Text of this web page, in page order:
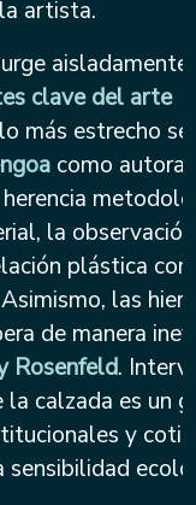
artista.
clave del arte
más estrecho
como
la
plástica
las
de manera
Rosenfeld.
calzada es un
y
sensibilidad